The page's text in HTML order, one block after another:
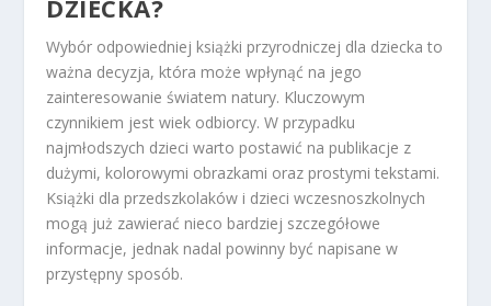
DZIECKA?
Wybór odpowiedniej książki przyrodniczej dla dziecka to
ważna decyzja, która może wpłynąć na jego
zainteresowanie światem natury. Kluczowym
czynnikiem jest wiek odbiorcy. W przypadku
najmłodszych dzieci warto postawić na publikacje z
dużymi, kolorowymi obrazkami oraz prostymi tekstami.
Książki dla przedszkolaków i dzieci wczesnoszkolnych
mogą już zawierać nieco bardziej szczegółowe
informacje, jednak nadal powinny być napisane w
przystępny sposób.